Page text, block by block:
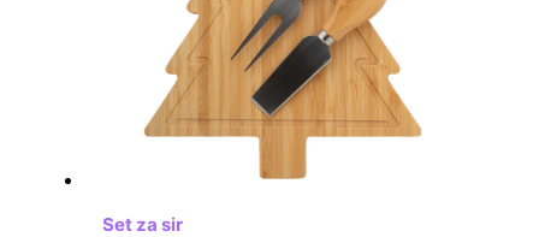
Set za sir